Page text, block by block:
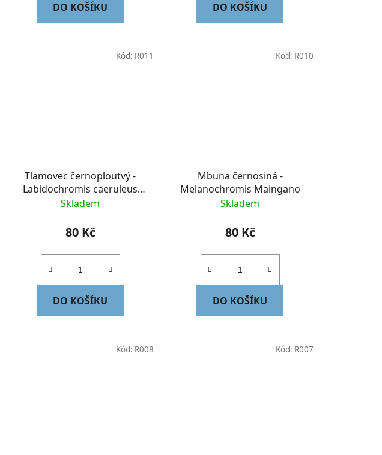
DO KOŠÍKU DO KOŠÍKU
Tlamovec černoploutvý -
Labidochromis caeruleus
yelow
Skladem
80 Kč
DO KOŠÍKU
Kód: R011
Mbuna černosiná -
Melanochromis Maingano
Skladem
80 Kč
DO KOŠÍKU
Kód: R010
Kód: R008 Kód: R007